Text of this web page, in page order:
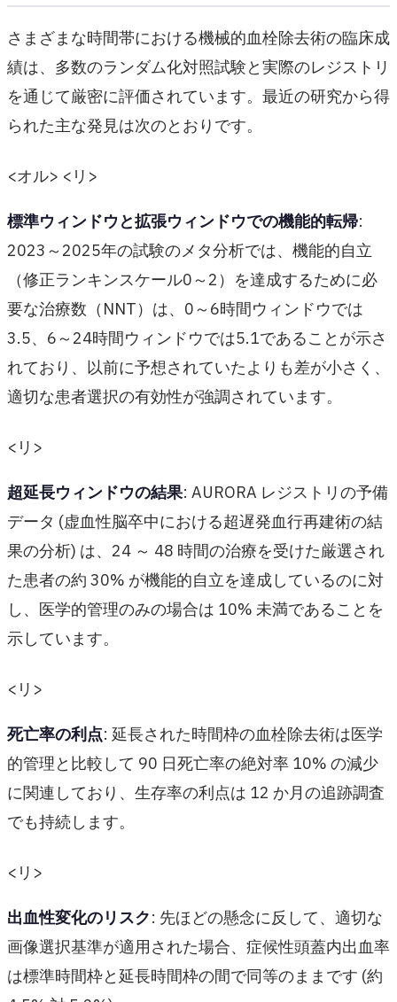
さまざまな時間帯における機械的血栓除去術の臨床成
績は、多数のランダム化対照試験と実際のレジストリ
を通じて厳密に評価されています。最近の研究から得
られた主な発見は次のとおりです。
<オル> <リ>
標準ウィンドウと拡張ウィンドウでの機能的転帰:
2023～2025年の試験のメタ分析では、機能的自立
（修正ランキンスケール0～2）を達成するために必
要な治療数（NNT）は、0～6時間ウィンドウでは
3.5、6～24時間ウィンドウでは5.1であることが示さ
れており、以前に予想されていたよりも差が小さく、
適切な患者選択の有効性が強調されています。
<リ>
超延長ウィンドウの結果: AURORA レジストリの予備
データ (虚血性脳卒中における超遅発血行再建術の結
果の分析) は、24 ～ 48 時間の治療を受けた厳選され
た患者の約 30% が機能的自立を達成しているのに対
し、医学的管理のみの場合は 10% 未満であることを
示しています。
<リ>
死亡率の利点: 延長された時間枠の血栓除去術は医学
的管理と比較して 90 日死亡率の絶対率 10% の減少
に関連しており、生存率の利点は 12 か月の追跡調査
でも持続します。
<リ>
出血性変化のリスク: 先ほどの懸念に反して、適切な
画像選択基準が適用された場合、症候性頭蓋内出血率
は標準時間枠と延長時間枠の間で同等のままです (約